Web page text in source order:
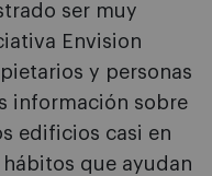
ser muy
Envision
y personas
información sobre
edificios casi en
que ayudan